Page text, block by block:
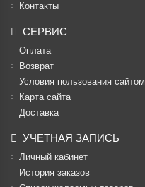
Контакты
СЕРВИС
Оплата
Возврат
Условия пользования сайтом
Карта сайта
Доставка
УЧЕТНАЯ ЗАПИСЬ
Личный кабинет
История заказов